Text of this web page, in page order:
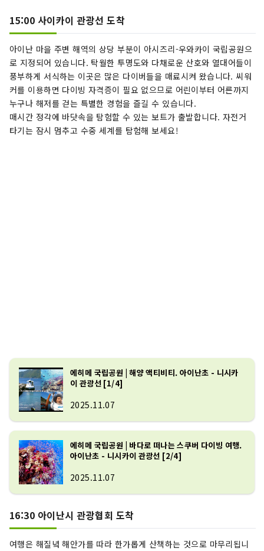
15:00 사이카이 관광선 도착
아이난 마을 주변 해역의 상당 부분이 아시즈리-우와카이 국립공원으
로 지정되어 있습니다. 탁월한 투명도와 다채로운 산호와 열대어들이
풍부하게 서식하는 이곳은 많은 다이버들을 매료시켜 왔습니다. 씨워
커를 이용하면 다이빙 자격증이 필요 없으므로 어린이부터 어른까지
누구나 해저를 걷는 특별한 경험을 즐길 수 있습니다.
매시간 정각에 바닷속을 탐험할 수 있는 보트가 출발합니다. 자전거
타기는 잠시 멈추고 수중 세계를 탐험해 보세요!
에히메 국립공원 | 해양 액티비티. 아이난초 - 니시카
이 관광선 [1/4]
2025.11.07
에히메 국립공원 | 바다로 떠나는 스쿠버 다이빙 여행.
아이난초 - 니시카이 관광선 [2/4]
2025.11.07
16:30 아이난시 관광협회 도착
여행은 해질녘 해안가를 따라 한가롭게 산책하는 것으로 마무리됩니